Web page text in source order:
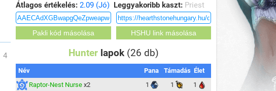
Átlagos értékelés: 2.09 (Jó) Leggyakoribb kaszt: Priest
Hunterlapok (26 db)
Név Pana Támadás Élet
Raptor-Nest Nurse x2 1 1
1